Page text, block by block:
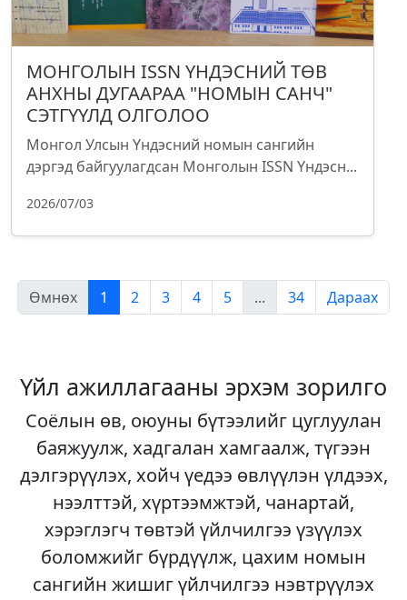
МОНГОЛЫН ISSN ҮНДЭСНИЙ ТӨВ
АНХНЫ ДУГААРАА "НОМЫН САНЧ"
СЭТГҮҮЛД ОЛГОЛОО
Монгол Улсын Үндэсний номын сангийн
дэргэд байгуулагдсан Монголын ISSN Үндэсн...
2026/07/03
Өмнөх 1 2 3 4 5 ... 34 Дараах
Үйл ажиллагааны эрхэм зорилго
Соёлын өв, оюуны бүтээлийг цуглуулан
баяжуулж, хадгалан хамгаалж, түгээн
дэлгэрүүлэх, хойч үедээ өвлүүлэн үлдээх,
нээлттэй, хүртээмжтэй, чанартай,
хэрэглэгч төвтэй үйлчилгээ үзүүлэх
боломжийг бүрдүүлж, цахим номын
сангийн жишиг үйлчилгээ нэвтрүүлэх